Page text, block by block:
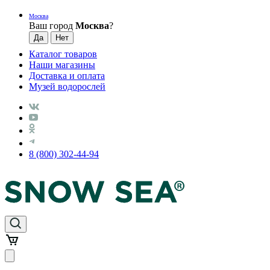
Москва
Ваш город Москва?
Каталог товаров
Наши магазины
Доставка и оплата
Музей водорослей
8 (800) 302-44-94